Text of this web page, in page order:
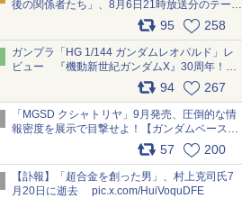
後の関係者たち」、8月6日21時放送分のテーマ
は「超合金」！ pic.x.com/uWyt1uyuFm
95 258
ガンプラ「HG 1/144 ガンダムレオパルド」レ
ビュー 『機動新世紀ガンダムX』30周年！イ
ンナーアームガトリングの変形機構まで再現し
最新フォーマットでキット化！
pic.x.com/nszPIDTpbg
94 267
「MGSD クシャトリヤ」9月発売、圧倒的な情
報密度を展示で目撃せよ！【ガンダムベース撮
り下ろし】 pic.x.com/3rPjsfk7qZ
57 200
【訃報】「超合金を創った男」、村上克司氏7
月20日に逝去 pic.x.com/HuiVoquDFE